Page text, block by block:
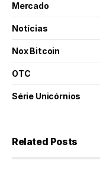
Mercado
Notícias
Nox Bitcoin
OTC
Série Unicórnios
Related Posts